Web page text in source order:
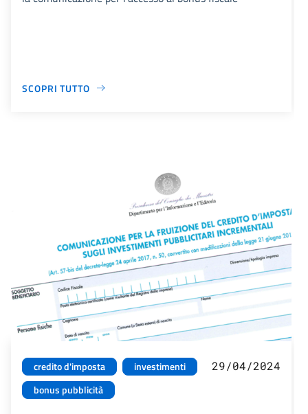
SCOPRI TUTTO
credito d'imposta
investimenti
bonus pubblicità
29/04/2024